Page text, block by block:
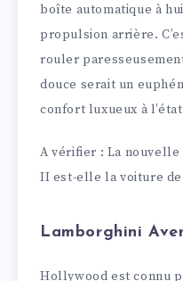
boîte automatique à
propulsion arrière.
rouler
douce serait un
confort luxueux à
A vérifier : La nouvelle
II est-elle la voiture
Lamborghini
Hollywood est connu